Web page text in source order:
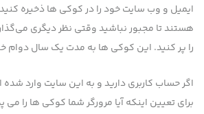
ایمیل و وب سایت خود را در کوکی ها ذخیره کنید.
هستند تا مجبور نباشید وقتی نظر دیگری
را پر کنید. این کوکی ها به مدت یک سال دوام
اگر حساب کاربری دارید و به این سایت وارد
برای تعیین اینکه آیا مرورگر شما کوکی ها را می